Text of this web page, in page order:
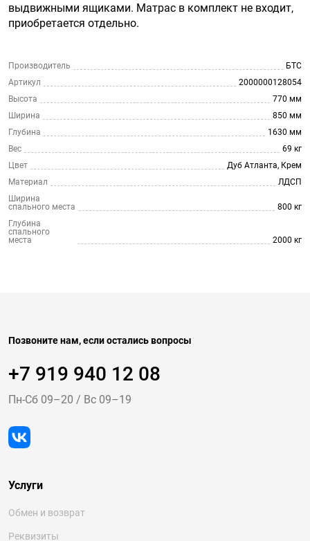
выдвижными ящиками. Матрас в комплект не входит,
приобретается отдельно.
Производитель
БТС
Артикул
2000000128054
Высота
770 мм
Ширина
850 мм
Глубина
1630 мм
Вес
69 кг
Цвет
Дуб Атланта, Крем
Материал
ЛДСП
Ширина
спального места
800 кг
Глубина
спального
места
2000 кг
Услуги
Обмен и возврат
Реквизиты
Позвоните нам, если остались вопросы
+7 919 940 12 08
Пн-Cб 09–20 / Вс 09–19